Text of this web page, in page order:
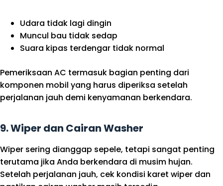
Udara tidak lagi dingin
Muncul bau tidak sedap
Suara kipas terdengar tidak normal
Pemeriksaan AC termasuk bagian penting dari
komponen mobil yang harus diperiksa setelah
perjalanan jauh demi kenyamanan berkendara.
9. Wiper dan Cairan Washer
Wiper sering dianggap sepele, tetapi sangat penting
terutama jika Anda berkendara di musim hujan.
Setelah perjalanan jauh, cek kondisi karet wiper dan